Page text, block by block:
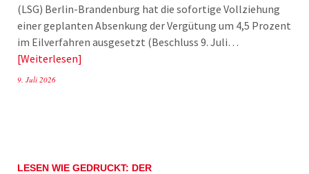
(LSG) Berlin-Brandenburg hat die sofortige Vollziehung
einer geplanten Absenkung der Vergütung um 4,5 Prozent
im Eilverfahren ausgesetzt (Beschluss 9. Juli…
Weiterlesen
9. Juli 2026
LESEN WIE GEDRUCKT: DER